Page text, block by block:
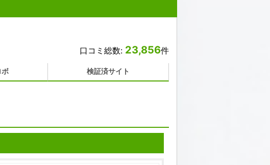
口コミ総数: 23,856件
ボ 検証済サイト